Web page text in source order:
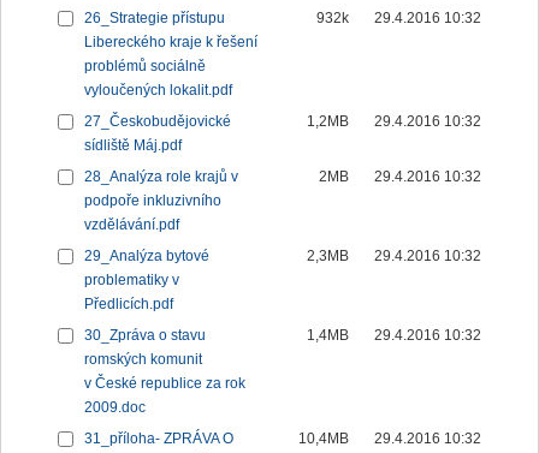
26_Strategie přístupu
Libereckého kraje k řešení
problémů sociálně
vyloučených lokalit.pdf
932k 29.4.2016 10:32
27_Českobudějovické
sídliště Máj.pdf
1,2MB 29.4.2016 10:32
28_Analýza role krajů v
podpoře inkluzivního
vzdělávání.pdf
2MB 29.4.2016 10:32
29_Analýza bytové
problematiky v
Předlicích.pdf
2,3MB 29.4.2016 10:32
30_Zpráva o stavu
romských komunit
v České republice za rok
2009.doc
1,4MB 29.4.2016 10:32
31_příloha- ZPRÁVA O
10,4MB 29.4.2016 10:32